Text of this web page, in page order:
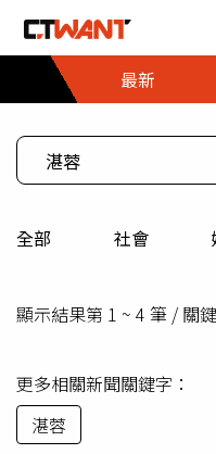
最新
全部 社會
顯示結果第 1 ~ 4 筆 / 關
更多相關新聞關鍵字：
湛蓉